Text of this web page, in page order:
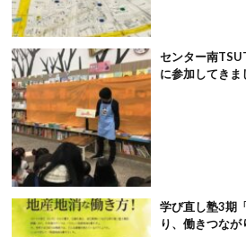
センター南
に参加してきま
学び直し塾3期
り、働きつな